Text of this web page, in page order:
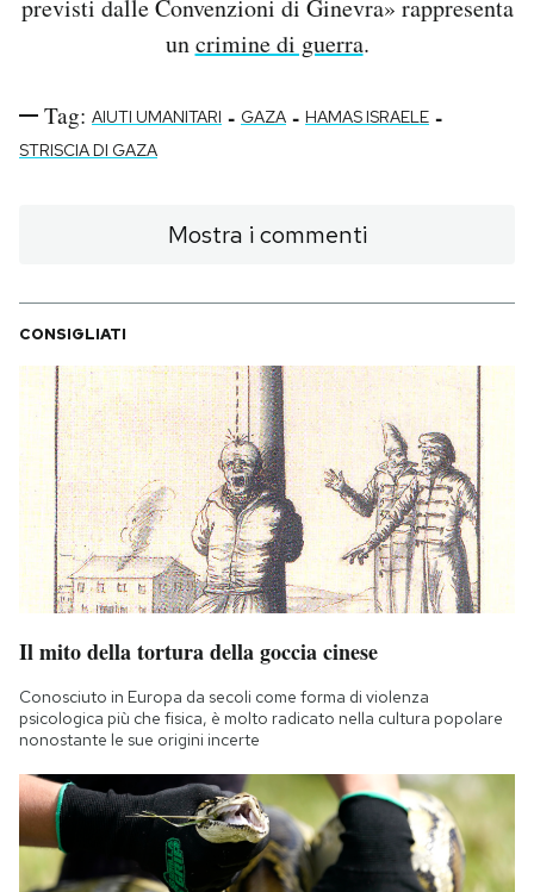
previsti dalle Convenzioni di Ginevra» rappresenta
uncrimine di guerra.
Tag: AIUTI UMANITARI - GAZA - HAMAS ISRAELE -
STRISCIA DI GAZA
Mostra i commenti
CONSIGLIATI
Il mito della tortura della goccia cinese
Conosciuto in Europa da secoli come forma di violenza
psicologica più che fisica, è molto radicato nella cultura popolare
nonostante le sue origini incerte